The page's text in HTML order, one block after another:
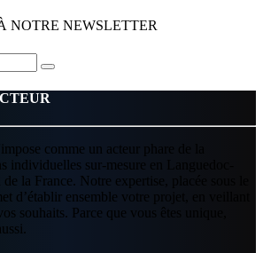
NOTRE NEWSLETTER
comme un acteur phare de la
individuelles sur-mesure en Languedoc-
la France. Notre expertise, placée sous le
d’établir ensemble votre projet, en veillant
souhaits. Parce que vous êtes unique,